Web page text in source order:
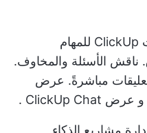
: استخدم ميزات ClickUp للمهام
ناقش الأسئلة والمخاوف.
مباشرةً. عرض
عرض ClickUp Chat .
مشاريع الذكاء